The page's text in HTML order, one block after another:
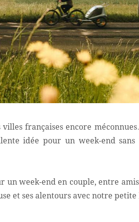
villes françaises encore
idée pour un week-end
un week-end en couple, entre
et ses alentours avec notre petite